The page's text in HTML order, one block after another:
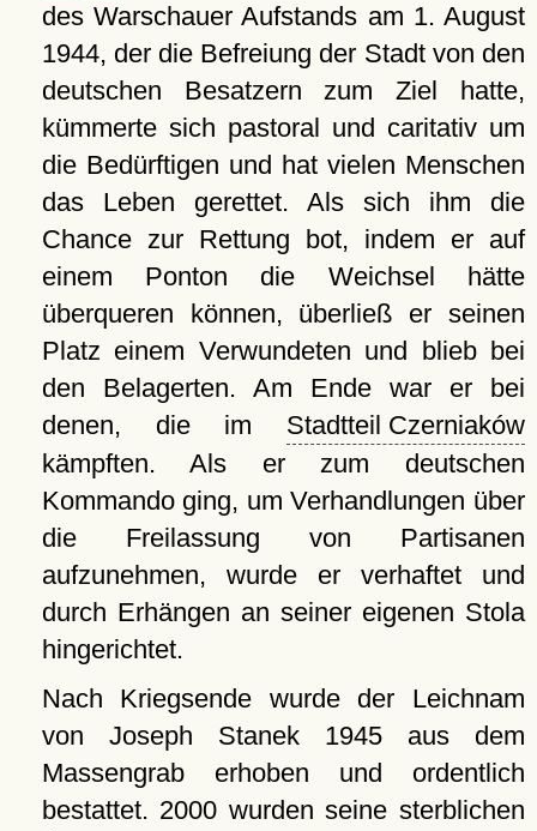
des Warschauer Aufstands am 1. August
1944, der die Befreiung der Stadt von den
deutschen Besatzern zum Ziel hatte,
kümmerte sich pastoral und caritativ um
die Bedürftigen und hat vielen Menschen
das Leben gerettet. Als sich ihm die
Chance zur Rettung bot, indem er auf
einem Ponton die Weichsel hätte
überqueren können, überließ er seinen
Platz einem Verwundeten und blieb bei
den Belagerten. Am Ende war er bei
denen, die im Stadtteil Czerniaków
kämpften. Als er zum deutschen
Kommando ging, um Verhandlungen über
die Freilassung von Partisanen
aufzunehmen, wurde er verhaftet und
durch Erhängen an seiner eigenen Stola
hingerichtet.
Nach Kriegsende wurde der Leichnam
von Joseph Stanek 1945 aus dem
Massengrab erhoben und ordentlich
bestattet. 2000 wurden seine sterblichen